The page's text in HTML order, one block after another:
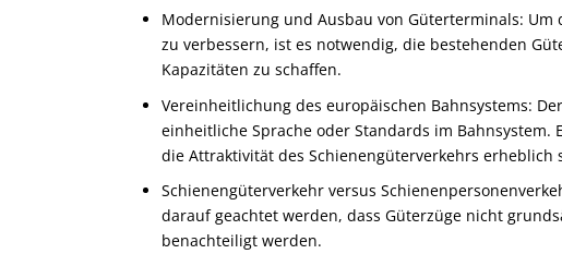
Modernisierung und Ausbau von Güterterminals: Um
zu verbessern, ist es notwendig, die bestehenden
Kapazitäten zu schaffen.
Vereinheitlichung des europäischen Bahnsystems:
einheitliche Sprache oder Standards im
die Attraktivität des Schienengüterverkehrs erheblich
Schienengüterverkehr versus
darauf geachtet werden, dass Güterzüge nicht
benachteiligt werden.